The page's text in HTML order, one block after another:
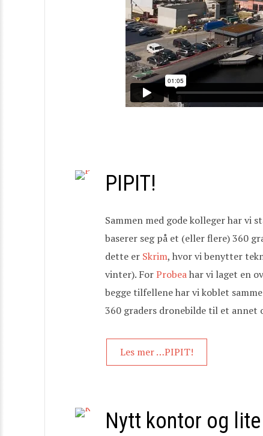
PIPIT!
Sammen med gode kolleger har vi
baserer seg på et (eller flere) 360
dette er Skrim, hvor vi benytter
vinter). ForProbeahar vi laget en
begge tilfellene har vi koblet
360 graders dronebilde til et annet
Les mer …PIPIT!
Nytt kontor og